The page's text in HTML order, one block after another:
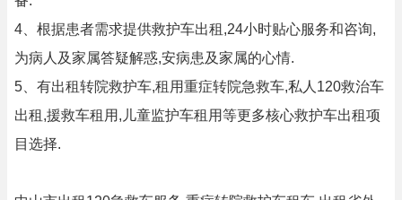
4、根据患者需求提供救护车出租,24小时贴心服务和咨询,
为病人及家属答疑解惑,安病患及家属的心情.
5、有出租转院救护车,租用重症转院急救车,私人120救治车
出租,援救车租用,儿童监护车租用等更多核心救护车出租项
目选择.